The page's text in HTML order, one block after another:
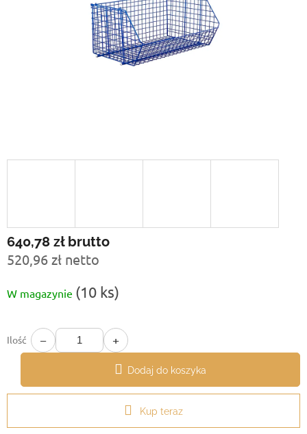
640,78 zł brutto
520,96 zł netto
jednostkowa:
W magazynie (10 ks)
Ilość − +
Dodaj do koszyka
Kup teraz